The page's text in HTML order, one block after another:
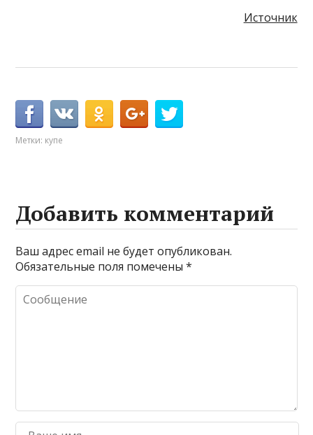
Источник
Метки: купе
Добавить комментарий
Ваш адрес email не будет опубликован.
Обязательные поля помечены*